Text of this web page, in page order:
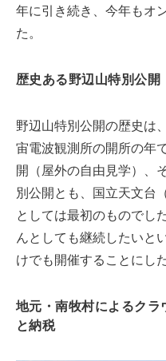
年に引き続き、今年もオ
た。
歴史ある野辺山特別公開
野辺山特別公開の歴史は
宙電波観測所の開所の年
開（屋外の自由見学）、
別公開とも、国立天文台
としては最初のものでし
んとしても継続したいと
けでも開催することにし
地元・南牧村によるク
と納税